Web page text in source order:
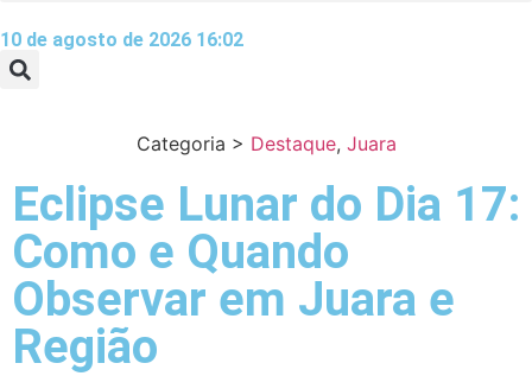
10 de agosto de 2026 16:02
Categoria > Destaque, Juara
Eclipse Lunar do Dia 17:
Como e Quando
Observar em Juara e
Região